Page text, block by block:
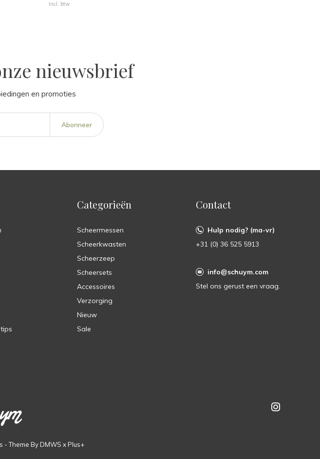
Incl. btw
nieuwsbrief
en promoties
Abonneer
Categorieën
Scheermessen
Scheerkwasten
Scheerzeep
Scheersets
Accessoires
Verzorging
Nieuw
Sale
Contact
Hulp nodig? (ma-vr)
+31 (0) 36 525 5913
info@schuym.com
Stel ons gerust een vraag.
- Theme ByDMWS xPlus+